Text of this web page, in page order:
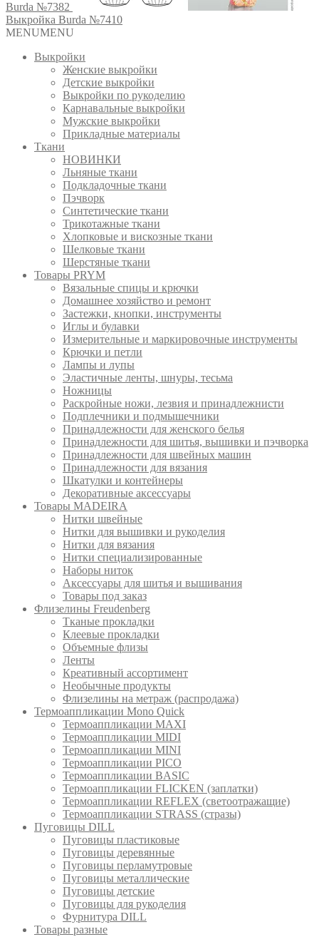
Burda №7382
Выкройка Burda №7410
MENUMENU
Выкройки
Женские выкройки
Детские выкройки
Выкройки по рукоделию
Карнавальные выкройки
Мужские выкройки
Прикладные материалы
Ткани
НОВИНКИ
Льняные ткани
Подкладочные ткани
Пэчворк
Синтетические ткани
Трикотажные ткани
Хлопковые и вискозные ткани
Шелковые ткани
Шерстяные ткани
Товары PRYM
Вязальные спицы и крючки
Домашнее хозяйство и ремонт
Застежки, кнопки, инструменты
Иглы и булавки
Измерительные и маркировочные инструменты
Крючки и петли
Лампы и лупы
Эластичные ленты, шнуры, тесьма
Ножницы
Раскройные ножи, лезвия и принадлежнисти
Подплечники и подмышечники
Принадлежности для женского белья
Принадлежности для шитья, вышивки и пэчворка
Принадлежности для швейных машин
Принадлежности для вязания
Шкатулки и контейнеры
Декоративные аксессуары
Товары MADEIRA
Нитки швейные
Нитки для вышивки и рукоделия
Нитки для вязания
Нитки специализированные
Наборы ниток
Аксессуары для шитья и вышивания
Товары под заказ
Флизелины Freudenberg
Тканые прокладки
Клеевые прокладки
Объемные флизы
Ленты
Креативный ассортимент
Необычные продукты
Флизелины на метраж (распродажа)
Термоаппликации Mono Quick
Термоаппликации MAXI
Термоаппликации MIDI
Термоаппликации MINI
Термоаппликации PICO
Термоаппликации BASIC
Термоаппликации FLICKEN (заплатки)
Термоаппликации REFLEX (светоотражащие)
Термоаппликации STRASS (стразы)
Пуговицы DILL
Пуговицы пластиковые
Пуговицы деревянные
Пуговицы перламутровые
Пуговицы металлические
Пуговицы детские
Пуговицы для рукоделия
Фурнитура DILL
Товары разные